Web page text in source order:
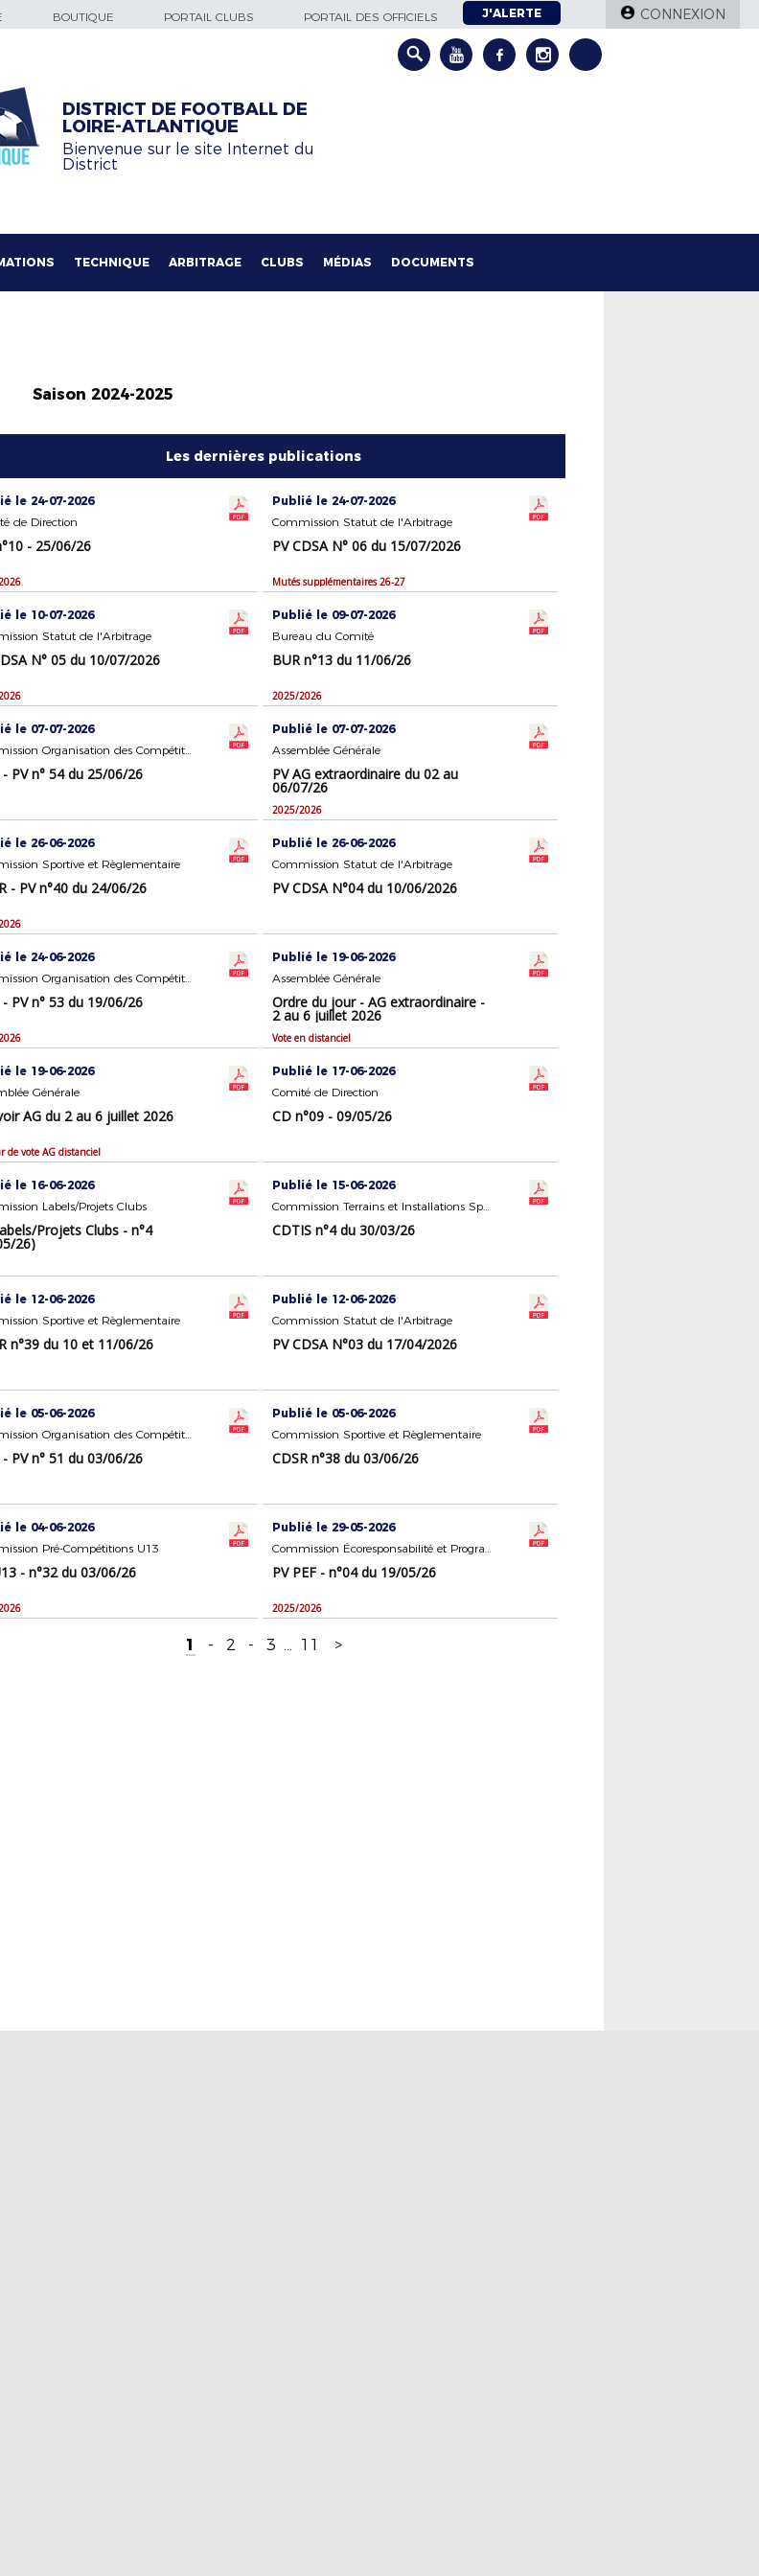
BOUTIQUE PORTAIL CLUBS PORTAIL DES OFFICIELS J'ALERTE CONNEXION
DISTRICT DE FOOTBALL DE
LOIRE-ATLANTIQUE
Bienvenue sur le site Internet du
District
TECHNIQUE ARBITRAGE CLUBS MÉDIAS DOCUMENTS
Saison 2024-2025
Les dernières publications
le 24-07-2026
de Direction
- 25/06/26
Publié le 24-07-2026
Commission Statut de l'Arbitrage
PV CDSA N° 06 du 15/07/2026
Mutés supplémentaires 26-27
le 10-07-2026
Statut de l'Arbitrage
N° 05 du 10/07/2026
Publié le 09-07-2026
Bureau du Comité
BUR n°13 du 11/06/26
2025/2026
le 07-07-2026
Commission Organisation des Compétitions
- PV n° 54 du 25/06/26
Publié le 07-07-2026
Assemblée Générale
PV AG extraordinaire du 02 au
06/07/26
2025/2026
le 26-06-2026
Sportive et Règlementaire
- PV n°40 du 24/06/26
Publié le 26-06-2026
Commission Statut de l'Arbitrage
PV CDSA N°04 du 10/06/2026
le 24-06-2026
Commission Organisation des Compétitions
- PV n° 53 du 19/06/26
Publié le 19-06-2026
Assemblée Générale
Ordre du jour - AG extraordinaire -
2 au 6 juillet 2026
Vote en distanciel
le 19-06-2026
Générale
AG du 2 au 6 juillet 2026
de vote AG distanciel
Publié le 17-06-2026
Comité de Direction
CD n°09 - 09/05/26
le 16-06-2026
Labels/Projets Clubs
Projets Clubs - n°4
26)
Publié le 15-06-2026
Commission Terrains et Installations Sportives
CDTIS n°4 du 30/03/26
le 12-06-2026
Sportive et Règlementaire
n°39 du 10 et 11/06/26
Publié le 12-06-2026
Commission Statut de l'Arbitrage
PV CDSA N°03 du 17/04/2026
le 05-06-2026
Commission Organisation des Compétitions
- PV n° 51 du 03/06/26
Publié le 05-06-2026
Commission Sportive et Règlementaire
CDSR n°38 du 03/06/26
le 04-06-2026
Pré-Compétitions U13
- n°32 du 03/06/26
Publié le 29-05-2026
Commission Écoresponsabilité et Programme Éducatif Fédéral
PV PEF - n°04 du 19/05/26
2025/2026
1 - 2 - 3 ... 11 >